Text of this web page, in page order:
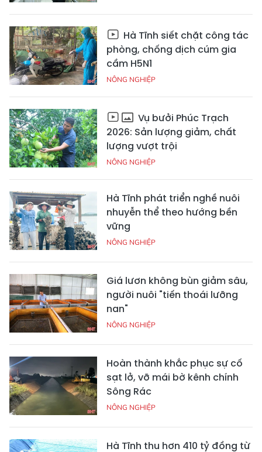
Hà Tĩnh siết chặt công tác
phòng, chống dịch cúm gia
cầm H5N1
NÔNG NGHIỆP
Vụ bưởi Phúc Trạch
2026: Sản lượng giảm, chất
lượng vượt trội
NÔNG NGHIỆP
Hà Tĩnh phát triển nghề nuôi
nhuyễn thể theo hướng bền
vững
NÔNG NGHIỆP
Giá lươn không bùn giảm sâu,
người nuôi "tiến thoái lưỡng
nan"
NÔNG NGHIỆP
Hoàn thành khắc phục sự cố
sạt lở, vỡ mái bờ kênh chính
Sông Rác
NÔNG NGHIỆP
Hà Tĩnh thu hơn 410 tỷ đồng từ